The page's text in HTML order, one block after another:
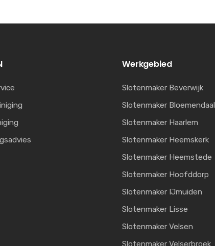
Werkgebied
Slotenmaker Beverwijk
Slotenmaker Bloemendaal
Slotenmaker Haarlem
Slotenmaker Heemskerk
Slotenmaker Heemstede
Slotenmaker Hoofddorp
Slotenmaker IJmuiden
Slotenmaker Lisse
Slotenmaker Velsen
Slotenmaker Velserbroek